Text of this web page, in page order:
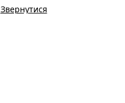
Звернутися